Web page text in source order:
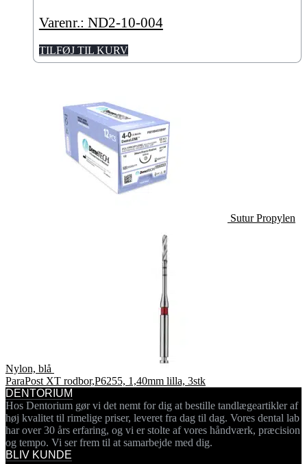
Varenr.: ND2-10-004
TILFØJ TIL KURV
Sutur Propylen
Nylon, blå
ParaPost XT rodbor,P6255, 1,40mm lilla, 3stk
DENTORIUM
Hos Dentorium gør vi det nemt for dig at bestille tandlægeartikler af
høj kvalitet til rimelige priser, leveret fra dag til dag. Vores dental lab
har over 30 års erfaring, og vi er stolte af vores håndværk, præcision
og tempo. Vi ser frem til at samarbejde med dig.
BLIV KUNDE